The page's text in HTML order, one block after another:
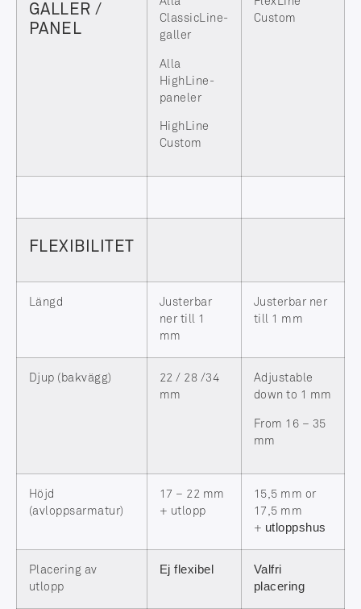
GALLER /
PANEL
ClassicLine-
galler
Alla
HighLine-
paneler
HighLine
Custom
Custom
FLEXIBILITET
Längd
Justerbar
ner till 1
mm
Justerbar ner
till 1 mm
Djup (bakvägg)
22 / 28 /34
mm
Adjustable
down to 1 mm
From 16 – 35
mm
Höjd
(avloppsarmatur)
17 – 22 mm
+ utlopp
15,5 mm or
17,5 mm
+ utloppshus
Placering av
utlopp
Ej flexibel
Valfri
placering